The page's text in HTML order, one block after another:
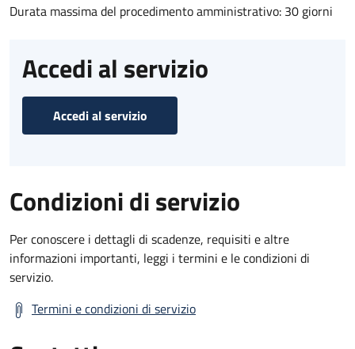
Durata massima del procedimento amministrativo: 30 giorni
Accedi al servizio
Accedi al servizio
Condizioni di servizio
Per conoscere i dettagli di scadenze, requisiti e altre
informazioni importanti, leggi i termini e le condizioni di
servizio.
Termini e condizioni di servizio